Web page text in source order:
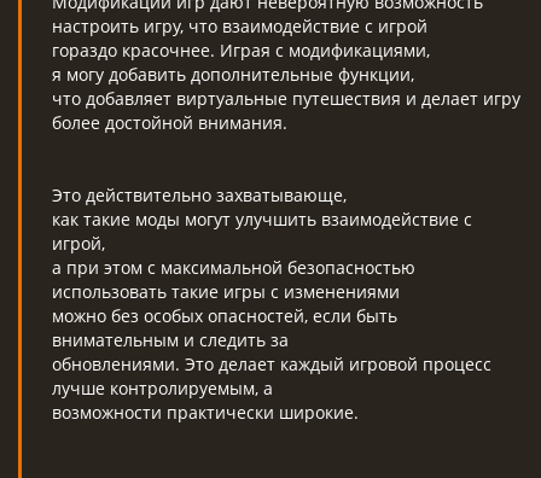
настроить игру, что взаимодействие с игрой
гораздо красочнее. Играя с модификациями,
я могу добавить дополнительные функции,
что добавляет виртуальные путешествия и делает игру
более достойной внимания.
Это действительно захватывающе,
как такие моды могут улучшить взаимодействие с
игрой,
а при этом с максимальной безопасностью
использовать такие игры с изменениями
можно без особых опасностей, если быть
внимательным и следить за
обновлениями. Это делает каждый игровой процесс
лучше контролируемым, а
возможности практически широкие.